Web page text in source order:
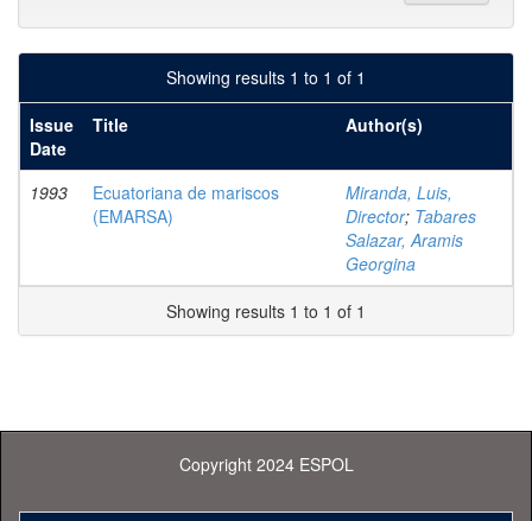
Showing results 1 to 1 of 1
Issue
Date
Title Author(s)
1993
Ecuatoriana de mariscos
(EMARSA)
Miranda, Luis,
Director; Tabares
Salazar, Aramis
Georgina
Showing results 1 to 1 of 1
Copyright 2024 ESPOL